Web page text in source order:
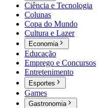
Ciência e Tecnologia
Colunas
Copa do Mundo
Cultura e Lazer
Economia
Educação
Emprego e Concursos
Entretenimento
Esportes
Games
Gastronomia